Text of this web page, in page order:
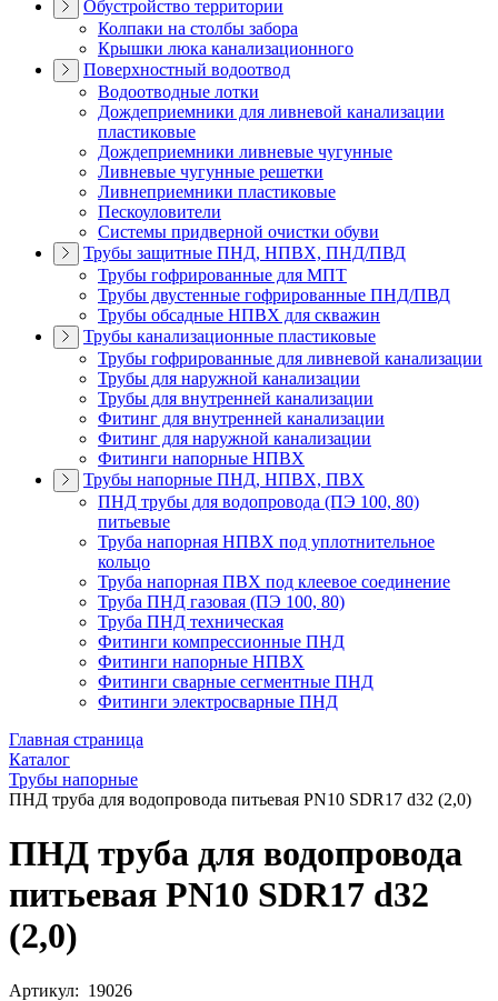
Обустройство территории
Колпаки на столбы забора
Крышки люка канализационного
Поверхностный водоотвод
Водоотводные лотки
Дождеприемники для ливневой канализации
пластиковые
Дождеприемники ливневые чугунные
Ливневые чугунные решетки
Ливнеприемники пластиковые
Пескоуловители
Системы придверной очистки обуви
Трубы защитные ПНД, НПВХ, ПНД/ПВД
Трубы гофрированные для МПТ
Трубы двустенные гофрированные ПНД/ПВД
Трубы обсадные НПВХ для скважин
Трубы канализационные пластиковые
Трубы гофрированные для ливневой канализации
Трубы для наружной канализации
Трубы для внутренней канализации
Фитинг для внутренней канализации
Фитинг для наружной канализации
Фитинги напорные НПВХ
Трубы напорные ПНД, НПВХ, ПВХ
ПНД трубы для водопровода (ПЭ 100, 80)
питьевые
Труба напорная НПВХ под уплотнительное
кольцо
Труба напорная ПВХ под клеевое соединение
Труба ПНД газовая (ПЭ 100, 80)
Труба ПНД техническая
Фитинги компрессионные ПНД
Фитинги напорные НПВХ
Фитинги сварные сегментные ПНД
Фитинги электросварные ПНД
Главная страница
Каталог
Трубы напорные
ПНД труба для водопровода питьевая PN10 SDR17 d32 (2,0)
ПНД труба для водопровода
питьевая PN10 SDR17 d32
(2,0)
Артикул: 19026